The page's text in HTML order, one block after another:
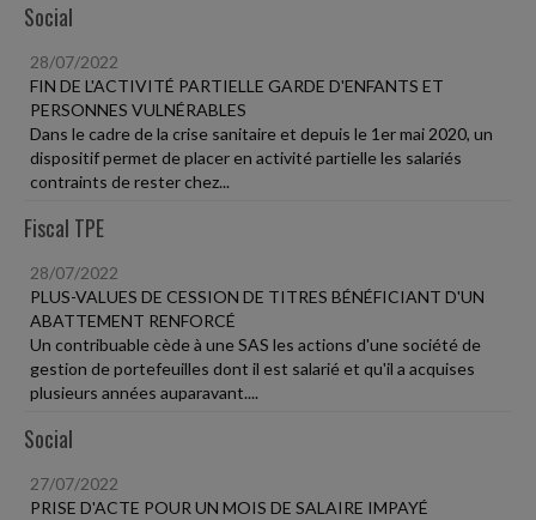
Social
28/07/2022
FIN DE L'ACTIVITÉ PARTIELLE GARDE D'ENFANTS ET
PERSONNES VULNÉRABLES
Dans le cadre de la crise sanitaire et depuis le 1er mai 2020, un
dispositif permet de placer en activité partielle les salariés
contraints de rester chez...
Fiscal TPE
28/07/2022
PLUS-VALUES DE CESSION DE TITRES BÉNÉFICIANT D'UN
ABATTEMENT RENFORCÉ
Un contribuable cède à une SAS les actions d'une société de
gestion de portefeuilles dont il est salarié et qu'il a acquises
plusieurs années auparavant....
Social
27/07/2022
PRISE D'ACTE POUR UN MOIS DE SALAIRE IMPAYÉ